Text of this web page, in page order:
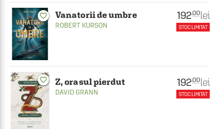
favorite_border Vanatorii de umbre
ROBERT KURSON
192.00 lei
STOC LIMITAT
favorite_border Z, orasul pierdut
DAVID GRANN
192.00 lei
STOC LIMITAT